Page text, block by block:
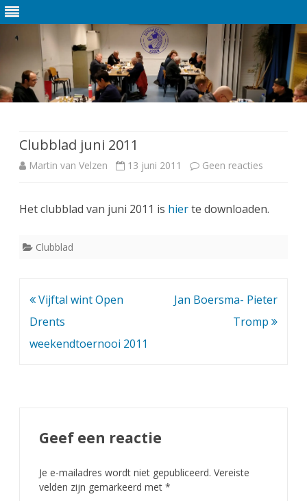
Clubblad juni 2011
Martin van Velzen 13 juni 2011 Geen reacties
C
Het clubblad van juni 2011 is hierte downloaden.
Clubblad
Bericht
navigatie
Vijftal wint Open
Drents
weekendtoernooi 2011
Jan Boersma- Pieter
Tromp
Geef een reactie
Je e-mailadres wordt niet gepubliceerd. Vereiste
velden zijn gemarkeerd met *